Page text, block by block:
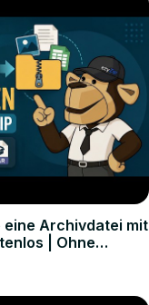
eine Archivdatei mit
| Ohne